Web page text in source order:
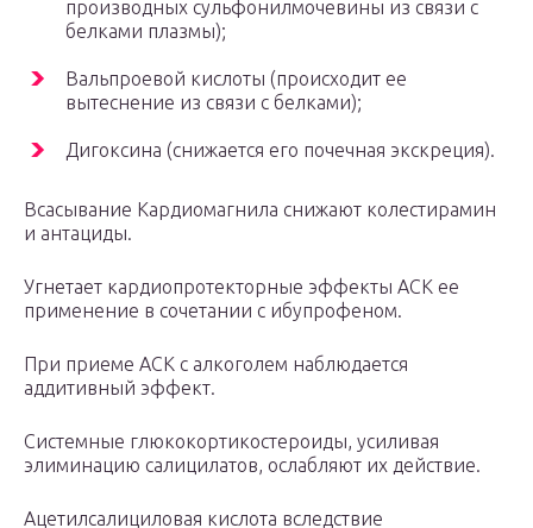
производных сульфонилмочевины из связи с
белками плазмы);
Вальпроевой кислоты (происходит ее
вытеснение из связи с белками);
Дигоксина (снижается его почечная экскреция).
Всасывание Кардиомагнила снижают колестирамин
и антациды.
Угнетает кардиопротекторные эффекты АСК ее
применение в сочетании с ибупрофеном.
При приеме АСК с алкоголем наблюдается
аддитивный эффект.
Системные глюкокортикостероиды, усиливая
элиминацию салицилатов, ослабляют их действие.
Ацетилсалициловая кислота вследствие